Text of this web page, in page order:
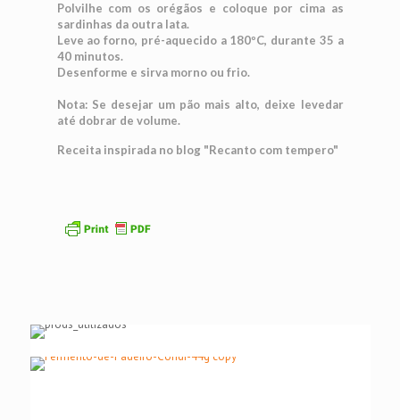
Polvilhe com os orégãos e coloque por cima as
sardinhas da outra lata.
Leve ao forno, pré-aquecido a 180ºC, durante 35 a
40 minutos.
Desenforme e sirva morno ou frio.
Nota: Se desejar um pão mais alto, deixe levedar
até dobrar de volume.
Receita inspirada no blog "Recanto com tempero"